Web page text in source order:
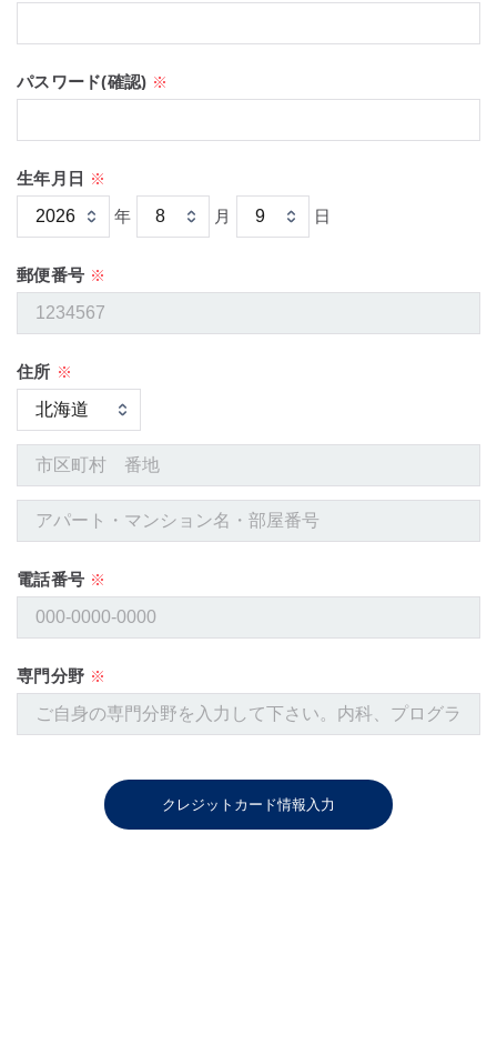
パスワード(確認) ※
生年月日 ※
年 月 日
郵便番号 ※
住所 ※
電話番号 ※
専門分野 ※
クレジットカード情報入力